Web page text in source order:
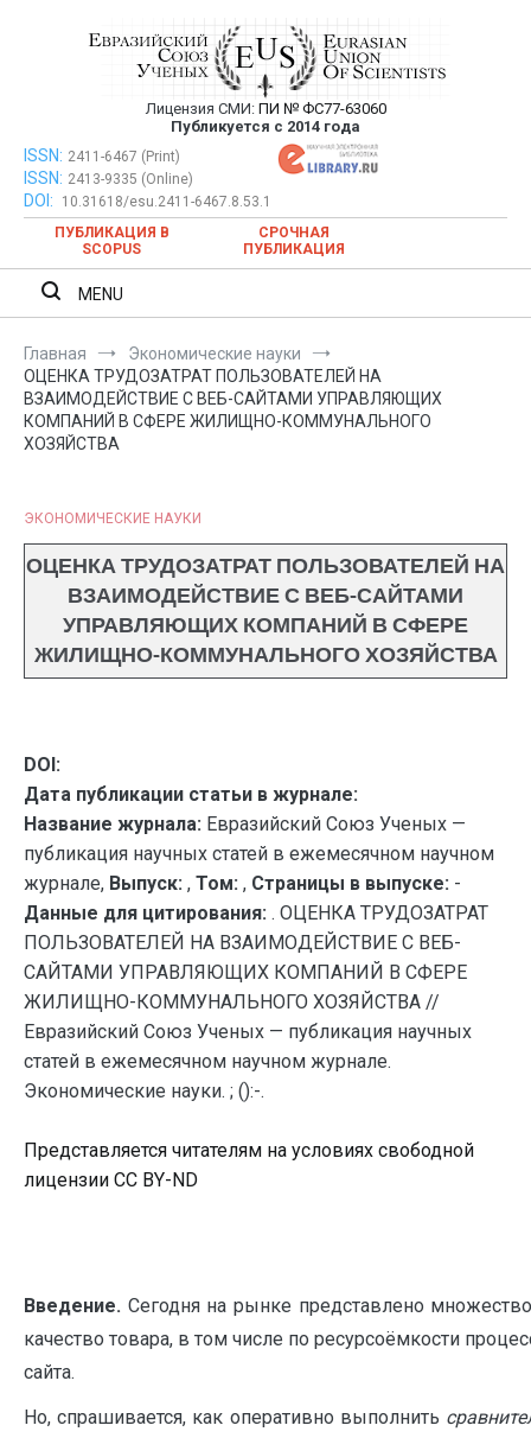
Евразийский Союз Ученых —
публикация научных статей в
ежемесячном научном журнале
Лицензия СМИ: ПИ № ФС77-63060
Публикуется с 2014 года
Евразийский Союз Ученых — публикация научных статей в
ежемесячном научном журнале
ISSN: 2411-6467 (Print)
ISSN: 2413-9335 (Online)
DOI:
10.31618/esu.2411-6467.8.53.1
ПУБЛИКАЦИЯ В
SCOPUS
СРОЧНАЯ
ПУБЛИКАЦИЯ
MENU
Главная
Экономические науки
ОЦЕНКА ТРУДОЗАТРАТ ПОЛЬЗОВАТЕЛЕЙ НА
ВЗАИМОДЕЙСТВИЕ С ВЕБ-САЙТАМИ УПРАВЛЯЮЩИХ
КОМПАНИЙ В СФЕРЕ ЖИЛИЩНО-КОММУНАЛЬНОГО
ХОЗЯЙСТВА
ЭКОНОМИЧЕСКИЕ НАУКИ
ОЦЕНКА ТРУДОЗАТРАТ ПОЛЬЗОВАТЕЛЕЙ НА
ВЗАИМОДЕЙСТВИЕ С ВЕБ-САЙТАМИ
УПРАВЛЯЮЩИХ КОМПАНИЙ В СФЕРЕ
ЖИЛИЩНО-КОММУНАЛЬНОГО ХОЗЯЙСТВА
DOI:
Дата публикации статьи в журнале:
Название журнала: Евразийский Союз Ученых —
публикация научных статей в ежемесячном научном
журнале, Выпуск: , Том: , Страницы в выпуске: -
Данные для цитирования: . ОЦЕНКА ТРУДОЗАТРАТ
ПОЛЬЗОВАТЕЛЕЙ НА ВЗАИМОДЕЙСТВИЕ С ВЕБ-
САЙТАМИ УПРАВЛЯЮЩИХ КОМПАНИЙ В СФЕРЕ
ЖИЛИЩНО-КОММУНАЛЬНОГО ХОЗЯЙСТВА //
Евразийский Союз Ученых — публикация научных
статей в ежемесячном научном журнале.
Экономические науки. ; ():-.
Представляется читателям на условиях свободной
лицензии CC BY-ND
Введение. Сегодня на рынке представлено
качество товара, в том числе по ресурсоёмкости
сайта.
Но, спрашивается, как оперативно выполнить